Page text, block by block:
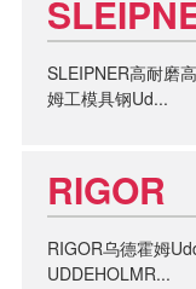
SLEIPNER高耐磨
姆工模具钢Ud...
RIGOR
RIGOR乌德霍姆
UDDEHOLMR...